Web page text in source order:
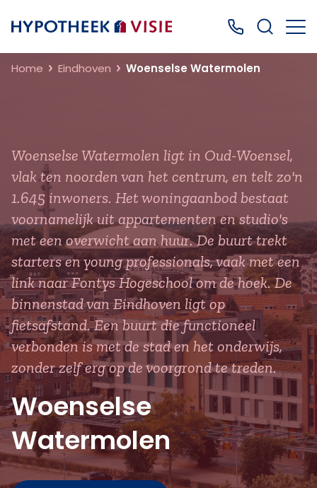
Terug naar home Bel ons: 0499
Home Eindhoven Woenselse Watermolen
Woenselse Watermolen ligt in Oud-Woensel,
vlak ten noorden van het centrum, en telt zo'n
1.645 inwoners. Het woningaanbod bestaat
voornamelijk uit appartementen en studio's
met een overwicht aan huur. De buurt trekt
starters en young professionals, vaak met een
link naar Fontys Hogeschool om de hoek. De
binnenstad van Eindhoven ligt op
fietsafstand. Een buurt die functioneel
verbonden is met de stad en het onderwijs,
zonder zelf erg op de voorgrond te treden.
Woenselse
Watermolen